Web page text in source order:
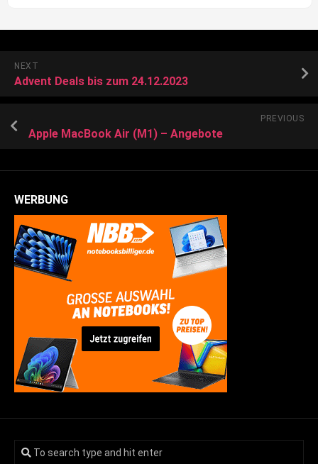
NEXT
Advent Deals bis zum 24.12.2023
PREVIOUS
Apple MacBook Air (M1) – Angebote
WERBUNG